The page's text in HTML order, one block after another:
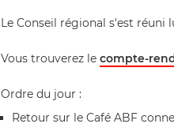
Le Conseil régional s'est réuni
Vous trouverez le compte-
Ordre du jour :
Retour sur le Café ABF